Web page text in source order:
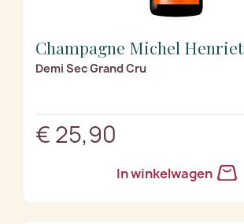
Champagne Michel Henriet
Demi Sec Grand Cru
€ 25,90
In winkelwagen